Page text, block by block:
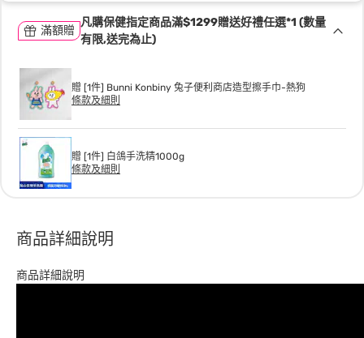
滿額贈
凡購保健指定商品滿$1299贈送好禮任選*1 (數量
有限,送完為止)
贈 [1件] Bunni Konbiny 兔子便利商店造型擦手巾-熱狗
條款及細則
贈 [1件] 白鴿手洗精1000g
條款及細則
商品詳細說明
商品詳細說明